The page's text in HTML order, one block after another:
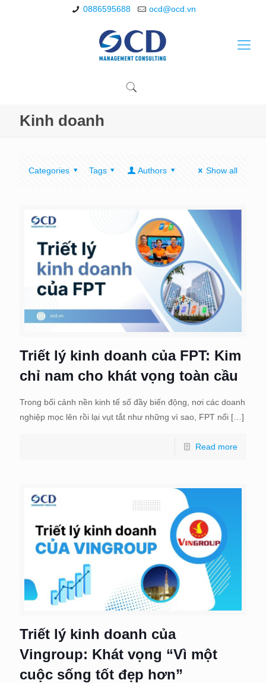
0886595688 ocd@ocd.vn
Kinh doanh
Categories Tags Authors Show all
Triết lý kinh doanh của FPT: Kim
chỉ nam cho khát vọng toàn cầu
Trong bối cảnh nền kinh tế số đầy biến động, nơi các doanh
nghiệp mọc lên rồi lại vụt tắt như những vì sao, FPT nổi […]
Read more
Triết lý kinh doanh của
Vingroup: Khát vọng “Vì một
cuộc sống tốt đẹp hơn”